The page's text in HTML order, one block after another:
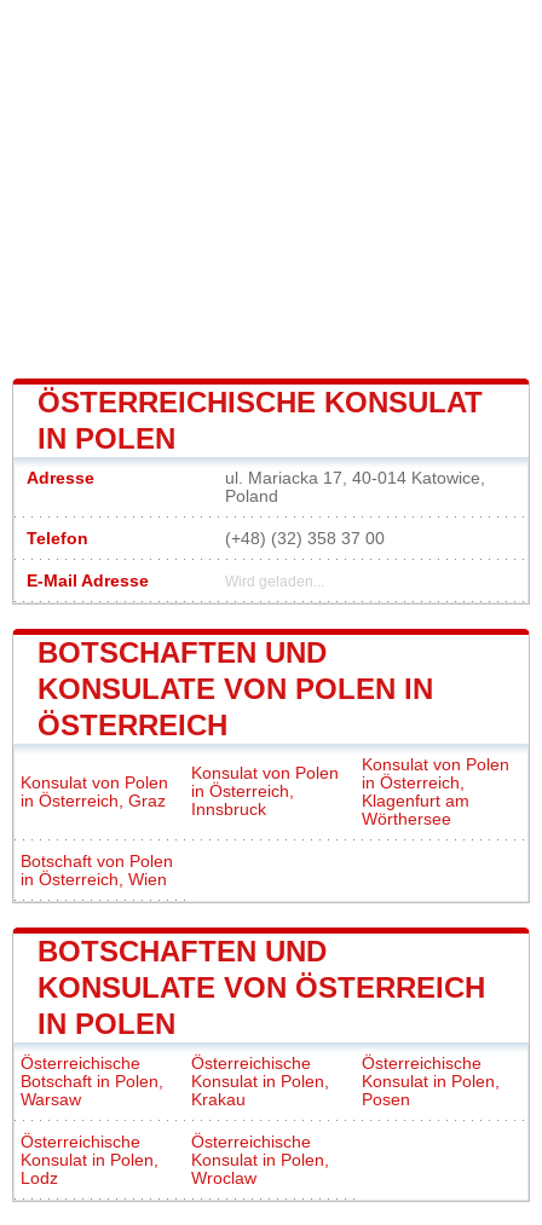
ÖSTERREICHISCHE KONSULAT
IN POLEN
Adresse
ul. Mariacka 17, 40-014 Katowice,
Poland
Telefon (+48) (32) 358 37 00
E-Mail Adresse Wird geladen...
BOTSCHAFTEN UND
KONSULATE VON POLEN IN
ÖSTERREICH
Konsulat von Polen
in Österreich, Graz
Konsulat von Polen
in Österreich,
Innsbruck
Konsulat von Polen
in Österreich,
Klagenfurt am
Wörthersee
Botschaft von Polen
in Österreich, Wien
BOTSCHAFTEN UND
KONSULATE VON ÖSTERREICH
IN POLEN
Österreichische
Botschaft in Polen,
Warsaw
Österreichische
Konsulat in Polen,
Krakau
Österreichische
Konsulat in Polen,
Posen
Österreichische
Konsulat in Polen,
Lodz
Österreichische
Konsulat in Polen,
Wroclaw